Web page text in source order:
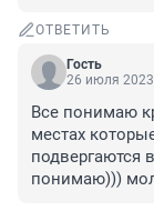
ОТВЕТИТЬ
Гость
26 июля
Все понимаю
местах
подвергаются
понимаю)))